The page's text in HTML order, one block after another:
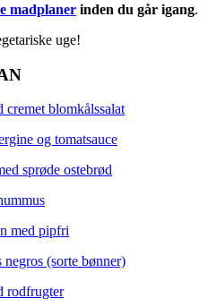
madplaner inden du går igang.
uge!
blomkålssalat
og tomatsauce
sprøde ostebrød
med pipfri
(sorte bønner)
rodfrugter